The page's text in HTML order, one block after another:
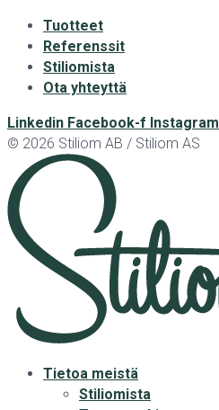
Tuotteet
Referenssit
Stiliomista
Ota yhteyttä
Linkedin Facebook-f Instagram
© 2026 Stiliom AB / Stiliom AS
Tietoa meistä
Stiliomista